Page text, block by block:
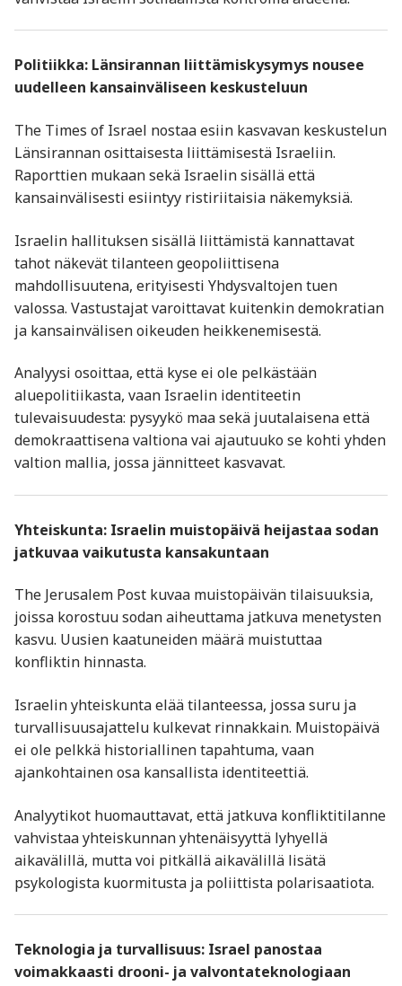
Politiikka: Länsirannan liittämiskysymys nousee
uudelleen kansainväliseen keskusteluun
The Times of Israel nostaa esiin kasvavan keskustelun
Länsirannan osittaisesta liittämisestä Israeliin.
Raporttien mukaan sekä Israelin sisällä että
kansainvälisesti esiintyy ristiriitaisia näkemyksiä.
Israelin hallituksen sisällä liittämistä kannattavat
tahot näkevät tilanteen geopoliittisena
mahdollisuutena, erityisesti Yhdysvaltojen tuen
valossa. Vastustajat varoittavat kuitenkin demokratian
ja kansainvälisen oikeuden heikkenemisestä.
Analyysi osoittaa, että kyse ei ole pelkästään
aluepolitiikasta, vaan Israelin identiteetin
tulevaisuudesta: pysyykö maa sekä juutalaisena että
demokraattisena valtiona vai ajautuuko se kohti yhden
valtion mallia, jossa jännitteet kasvavat.
Yhteiskunta: Israelin muistopäivä heijastaa sodan
jatkuvaa vaikutusta kansakuntaan
The Jerusalem Post kuvaa muistopäivän tilaisuuksia,
joissa korostuu sodan aiheuttama jatkuva menetysten
kasvu. Uusien kaatuneiden määrä muistuttaa
konfliktin hinnasta.
Israelin yhteiskunta elää tilanteessa, jossa suru ja
turvallisuusajattelu kulkevat rinnakkain. Muistopäivä
ei ole pelkkä historiallinen tapahtuma, vaan
ajankohtainen osa kansallista identiteettiä.
Analyytikot huomauttavat, että jatkuva konfliktitilanne
vahvistaa yhteiskunnan yhtenäisyyttä lyhyellä
aikavälillä, mutta voi pitkällä aikavälillä lisätä
psykologista kuormitusta ja poliittista polarisaatiota.
Teknologia ja turvallisuus: Israel panostaa
voimakkaasti drooni- ja valvontateknologiaan